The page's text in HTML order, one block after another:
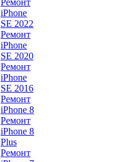
Ремонт
iPhone
SE 2022
Ремонт
iPhone
SE 2020
Ремонт
iPhone
SE 2016
Ремонт
iPhone 8
Ремонт
iPhone 8
Plus
Ремонт